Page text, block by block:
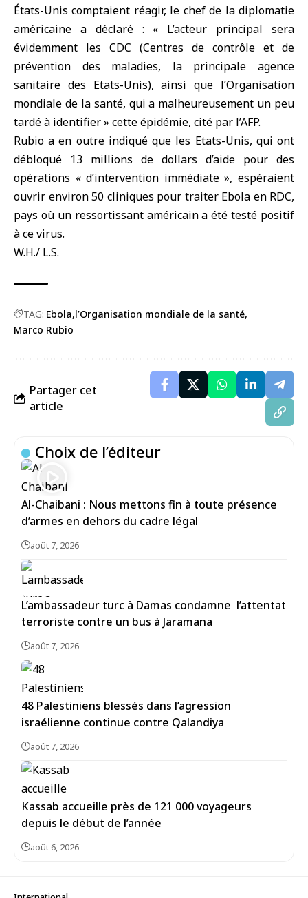
États-Unis comptaient réagir, le chef de la diplomatie
américaine a déclaré : « L’acteur principal sera
évidemment les CDC (Centres de contrôle et de
prévention des maladies, la principale agence
sanitaire des Etats-Unis), ainsi que l’Organisation
mondiale de la santé, qui a malheureusement un peu
tardé à identifier » cette épidémie, cité par l’AFP.
Rubio a en outre indiqué que les Etats-Unis, qui ont
débloqué 13 millions de dollars d’aide pour des
opérations « d’intervention immédiate », espéraient
ouvrir environ 50 cliniques pour traiter Ebola en RDC,
pays où un ressortissant américain a été testé positif
à ce virus.
W.H./ L.S.
TAG: Ebola l’Organisation mondiale de la santé
Marco Rubio
Partager cet
article
Choix de l’éditeur
Al-Chaibani : Nous mettons fin à toute présence
d’armes en dehors du cadre légal
août 7, 2026
L’ambassadeur turc à Damas condamne l’attentat
terroriste contre un bus à Jaramana
août 7, 2026
48 Palestiniens blessés dans l’agression
israélienne continue contre Qalandiya
août 7, 2026
Kassab accueille près de 121 000 voyageurs
depuis le début de l’année
août 6, 2026